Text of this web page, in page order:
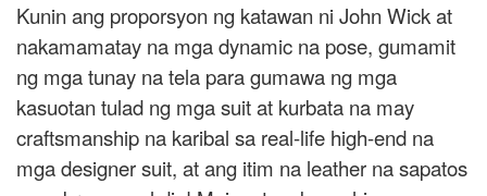
Kunin ang proporsyon ng katawan ni John Wick at
nakamamatay na mga dynamic na pose, gumamit
ng mga tunay na tela para gumawa ng mga
kasuotan tulad ng mga suit at kurbata na may
craftsmanship na karibal sa real-life high-end na
mga designer suit, at ang itim na leather na sapatos